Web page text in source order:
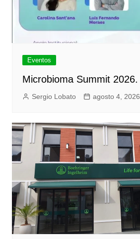
Eventos
Microbioma Summit 2026.
Sergio Lobato agosto 4, 2026